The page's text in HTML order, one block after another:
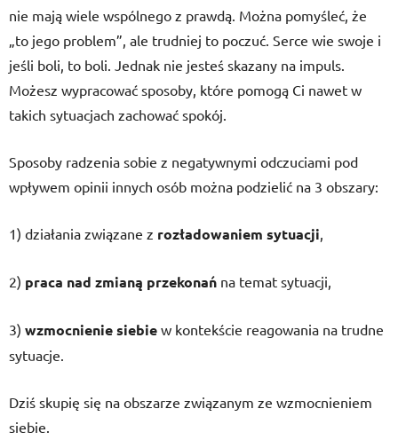
nie mają wiele wspólnego z prawdą. Można pomyśleć, że
„to jego problem”, ale trudniej to poczuć. Serce wie swoje i
jeśli boli, to boli. Jednak nie jesteś skazany na impuls.
Możesz wypracować sposoby, które pomogą Ci nawet w
takich sytuacjach zachować spokój.
Sposoby radzenia sobie z negatywnymi odczuciami pod
wpływem opinii innych osób można podzielić na 3 obszary:
1) działania związane z rozładowaniem sytuacji,
2) praca nad zmianą przekonań na temat sytuacji,
3) wzmocnienie siebie w kontekście reagowania na trudne
sytuacje.
Dziś skupię się na obszarze związanym ze wzmocnieniem
siebie.